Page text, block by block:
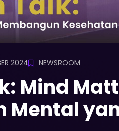
2024 NEWSROOM
Mind
Mental